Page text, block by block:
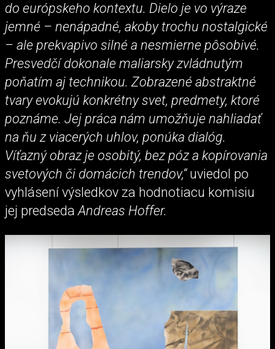
do európskeho kontextu. Dielo je vo výraze
jemné – nenápadné, akoby trochu nostalgické
– ale prekvapivo silné a nesmierne pôsobivé.
Presvedčí dokonale maliarsky zvládnutým
poňatím aj technikou. Zobrazené abstraktné
tvary evokujú konkrétny svet, predmety, ktoré
poznáme. Jej práca nám umožňuje nahliadať
na ňu z viacerých uhlov, ponúka dialóg.
Víťazný obraz je osobitý, bez póz a kopírovania
svetových či domácich trendov,“uviedol po
vyhlásení výsledkov za hodnotiacu komisiu
jej predsedaAndreas Hoffer.